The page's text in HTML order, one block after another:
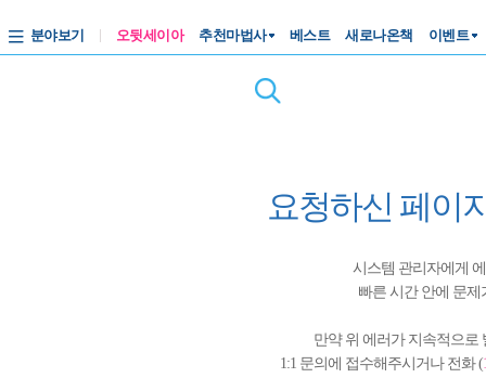
분야보기 오뒷세이아 추천마법사 베스트 새로나온책 이벤트
요청하신 페이
시스템 관리자에게
빠른 시간 안에 문
만약 위 에러가 지속적으로
1:1 문의에 접수해주시거나 전화 (